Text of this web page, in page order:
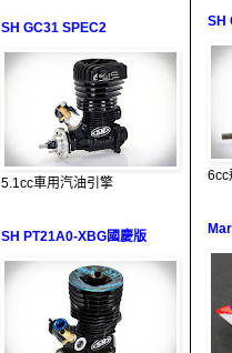
SH GC31 SPEC2
5.1cc車用汽油引擎
SH PT21A0-XBG國慶版
SH
6cc